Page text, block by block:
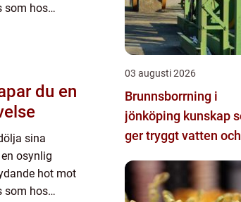
som hos
sina
osynlig
hot mot
som hos
03 augusti 2026
Brunnsborrning i
jönköping kunskap som
ger tryggt vatten och